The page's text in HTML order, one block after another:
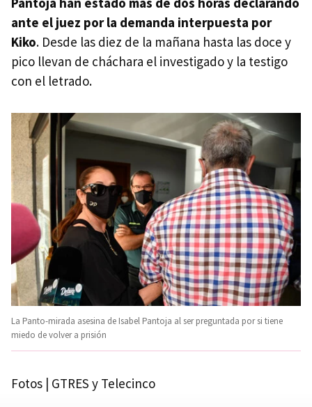
ante el juez por la demanda interpuesta por
Kiko. Desde las diez de la mañana hasta las doce y
pico llevan de cháchara el investigado y la testigo
con el letrado.
La Panto-mirada asesina de Isabel Pantoja al ser preguntada por si tiene
miedo de volver a prisión
Fotos | GTRES y Telecinco